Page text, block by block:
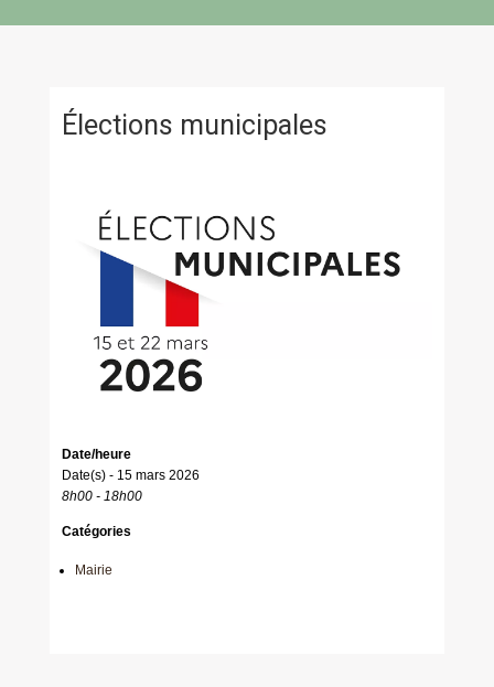
Élections municipales
Date/heure
Date(s) - 15 mars 2026
8h00 - 18h00
Catégories
Mairie